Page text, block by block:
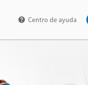
Centro de ayuda